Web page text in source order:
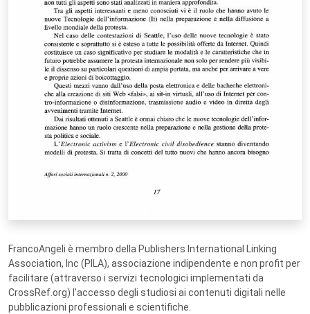
FrancoAngeli è membro della Publishers International Linking
Association, Inc (PILA), associazione indipendente e non profit per
facilitare (attraverso i servizi tecnologici implementati da
CrossRef.org) l’accesso degli studiosi ai contenuti digitali nelle
pubblicazioni professionali e scientifiche.